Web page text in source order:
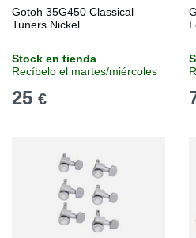
Gotoh 35G450 Classical
Tuners Nickel
Stock en tienda
Recíbelo el martes/miércoles
25 €